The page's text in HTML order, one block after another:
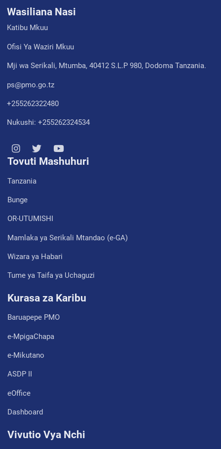
Wasiliana Nasi
Katibu Mkuu
Ofisi Ya Waziri Mkuu
Mji wa Serikali, Mtumba, 40412 S.L.P 980, Dodoma Tanzania.
ps@pmo.go.tz
+255262322480
Nukushi: +255262324534
Tovuti Mashuhuri
Tanzania
Bunge
OR-UTUMISHI
Mamlaka ya Serikali Mtandao (e-GA)
Wizara ya Habari
Tume ya Taifa ya Uchaguzi
Kurasa za Karibu
Baruapepe PMO
e-MpigaChapa
e-Mikutano
ASDP II
eOffice
Dashboard
Vivutio Vya Nchi